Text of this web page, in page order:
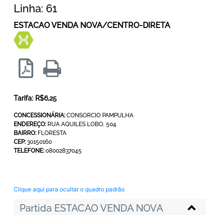
Linha: 61
ESTACAO VENDA NOVA/CENTRO-DIRETA
Tarifa: R$6,25
CONCESSIONÁRIA:CONSORCIO PAMPULHA
ENDEREÇO:RUA AQUILES LOBO, 504
BAIRRO:FLORESTA
CEP:30150160
TELEFONE:08002837045
Clique aqui para ocultar o quadro padrão
Partida ESTACAO VENDA NOVA